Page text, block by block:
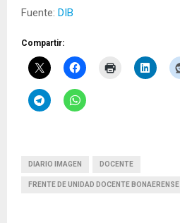
Fuente: DIB
Compartir:
DIARIO IMAGEN DOCENTE
FRENTE DE UNIDAD DOCENTE BONAERENSE